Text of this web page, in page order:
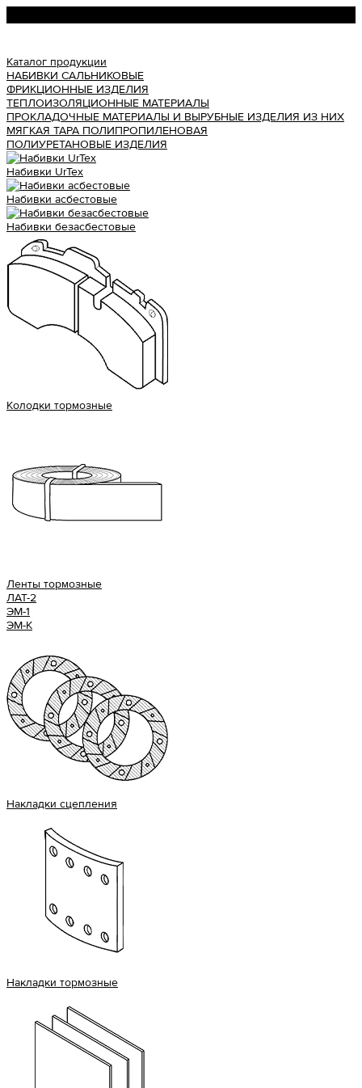
Каталог продукции
НАБИВКИ САЛЬНИКОВЫЕ
ФРИКЦИОННЫЕ ИЗДЕЛИЯ
ТЕПЛОИЗОЛЯЦИОННЫЕ МАТЕРИАЛЫ
ПРОКЛАДОЧНЫЕ МАТЕРИАЛЫ И ВЫРУБНЫЕ ИЗДЕЛИЯ ИЗ НИХ
МЯГКАЯ ТАРА ПОЛИПРОПИЛЕНОВАЯ
ПОЛИУРЕТАНОВЫЕ ИЗДЕЛИЯ
Набивки UrTex
Набивки асбестовые
Набивки безасбестовые
Колодки тормозные
Ленты тормозные
ЛАТ-2
ЭМ-1
ЭМ-К
Накладки сцепления
Накладки тормозные